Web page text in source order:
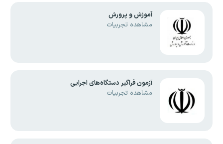
آموزش و پرورش
مشاهده تجربیات
آزمون فراگیر دستگاه‌های اجرایی
مشاهده تجربیات